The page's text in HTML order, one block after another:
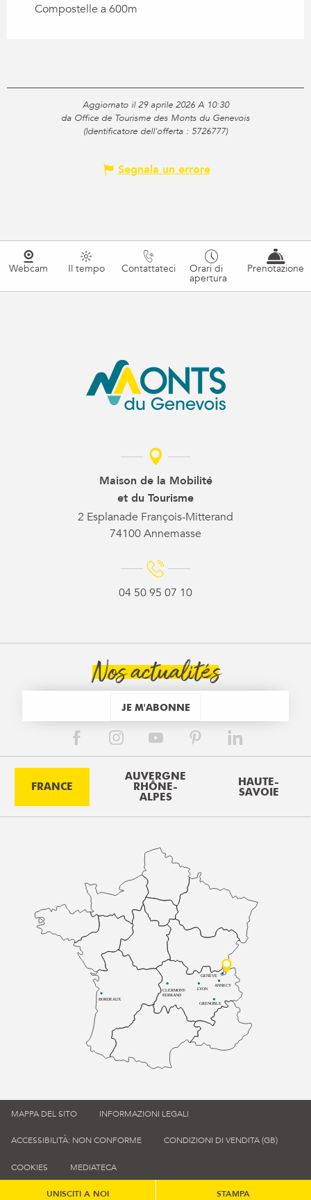
Compostelle a 600m
Aggiornato il 29 aprile 2026 A 10:30
da Office de Tourisme des Monts du Genevois
(Identificatore dell'offerta : 5726777)
Segnala un errore
Webcam Il tempo Contattateci Orari di
apertura
Prenotazione
Maison de la Mobilité
et du Tourisme
2 Esplanade François-Mitterand
74100 Annemasse
04 50 95 07 10
Nos actualités
JE M'ABONNE
FRANCE
AUVERGNE
RHÔNE-
ALPES
HAUTE-
SAVOIE
BORDEAUX
CLERMONT-
FERRAND
LYON
ANNECY
GRENOBLE
GENÈVE
MAPPA DEL SITO INFORMAZIONI LEGALI
ACCESSIBILITÀ: NON CONFORME CONDIZIONI DI VENDITA (GB)
COOKIES MEDIATECA
UNISCITI A NOI STAMPA